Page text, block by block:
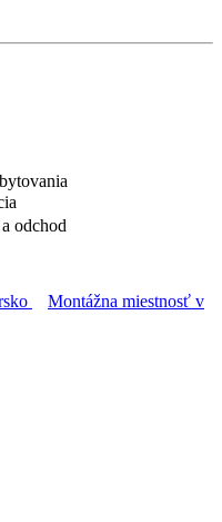
odchod
Montážna miestnosť v